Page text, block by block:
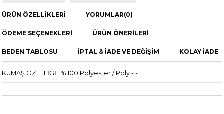
ÜRÜN ÖZELLIKLERI YORUMLAR(0)
ÖDEME SEÇENEKLERI ÜRÜN ÖNERILERI
BEDEN TABLOSU İPTAL & İADE VE DEĞİŞİM KOLAY İADE
KUMAŞ ÖZELLİĞİ : % 100 Polyester / Poly - -